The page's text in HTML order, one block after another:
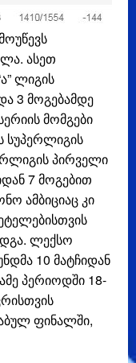
ასეთ
ლიგის
3 მოგებამდე
მომგები
სუპერლიგის
პირველი
7 მოგებით
ამბიციაც კი
ლექსო
10 მატჩიდან
პერიოდში 18-
ფინალში,